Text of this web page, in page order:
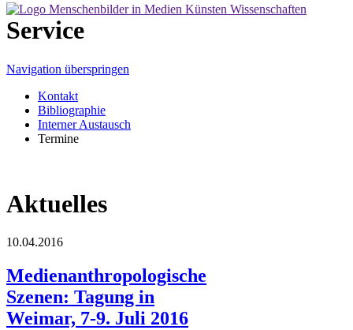
Service
Navigation überspringen
Kontakt
Bibliographie
Interner Austausch
Termine
Aktuelles
10.04.2016
Medienanthropologische
Szenen: Tagung in
Weimar, 7-9. Juli 2016